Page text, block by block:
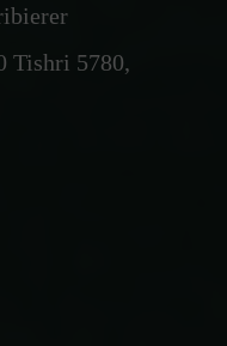
Tishri 5780,